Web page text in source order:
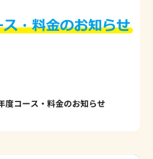
度コース・料金のお知らせ